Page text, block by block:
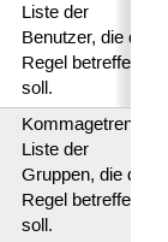
Liste der
Benutzer, die die
Regel betreffen
soll.
Kommagetrennte
Liste der
Gruppen, die die
Regel betreffen
soll.